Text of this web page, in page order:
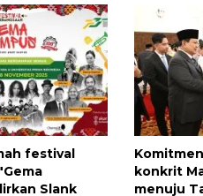
festival
Slank
konkrit
menuju